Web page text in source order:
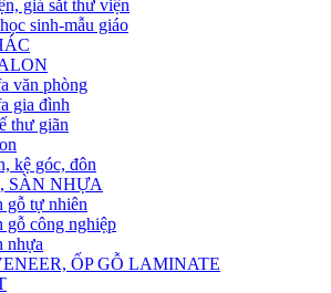
giá sắt thư viện
sinh-mẫu giáo
văn phòng
gia đình
thư giãn
kệ góc, đôn
SÀN NHỰA
gỗ tự nhiên
gỗ công nghiệp
nhựa
ỐP GỖ LAMINATE